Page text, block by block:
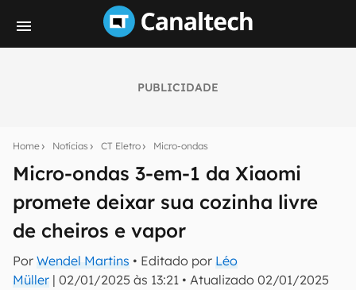
PUBLICIDADE
Home Notícias CT Eletro Micro-ondas
Micro-ondas 3-em-1 da Xiaomi
promete deixar sua cozinha livre
de cheiros e vapor
Por Wendel Martins • Editado por Léo
Müller | 02/01/2025 às 13:21 • Atualizado 02/01/2025
notícias e reviews sobre tecnologia em primeira
E-mail
inscreva-se